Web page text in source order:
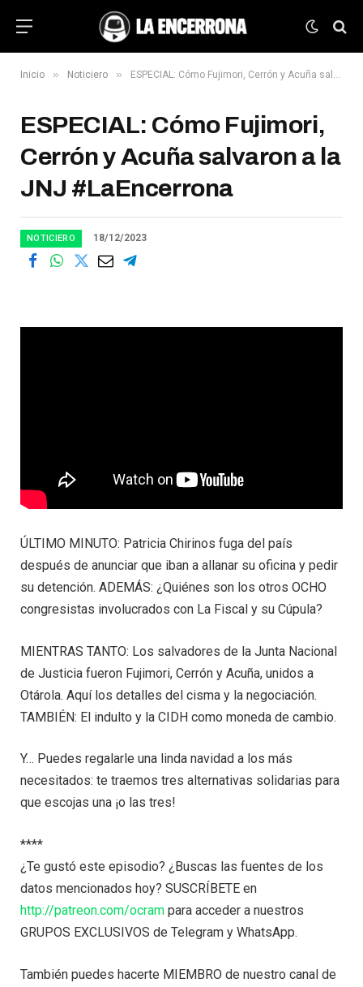
Inicio » Noticiero » ESPECIAL: Cómo Fujimori, Cerrón y Acuña salvaron a la JNJ #LaEncerrona
ESPECIAL: Cómo Fujimori,
Cerrón y Acuña salvaron a la
JNJ #LaEncerrona
NOTICIERO 18/12/2023
ÚLTIMO MINUTO: Patricia Chirinos fuga del país
después de anunciar que iban a allanar su oficina y pedir
su detención. ADEMÁS: ¿Quiénes son los otros OCHO
congresistas involucrados con La Fiscal y su Cúpula?
MIENTRAS TANTO: Los salvadores de la Junta Nacional
de Justicia fueron Fujimori, Cerrón y Acuña, unidos a
Otárola. Aquí los detalles del cisma y la negociación.
TAMBIÉN: El indulto y la CIDH como moneda de cambio.
Y… Puedes regalarle una linda navidad a los más
necesitados: te traemos tres alternativas solidarias para
que escojas una ¡o las tres!
****
¿Te gustó este episodio? ¿Buscas las fuentes de los
datos mencionados hoy? SUSCRÍBETE en
http://patreon.com/ocram para acceder a nuestros
GRUPOS EXCLUSIVOS de Telegram y WhatsApp.
También puedes hacerte MIEMBRO de nuestro canal de